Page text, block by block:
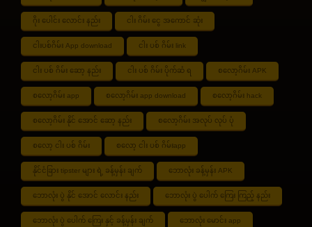
ဂိုး ပေါင်း လောင်း နည်း ငါး ဂိမ်း ငွေ အကောင် ဆုံး
ငါးပစ်ဂိမ်း App download ငါး ပစ် ဂိမ်း link
ငါး ပစ် ဂိမ်း ဆော့ နည်း ငါး ပစ် ဂိမ်း ပိုက်ဆံ ရ စလော့ဂိမ်း APK
စလော့ဂိမ်း app စလော့ဂိမ်း app download စလော့ဂိမ်း hack
စလော့ဂိမ်း နိုင် အောင် ဆော့ နည်း စလော့ဂိမ်း အလုပ် လုပ် ပုံ
စလော့ ငါး ပစ် ဂိမ်း စလော့ ငါး ပစ် ဂိမ်းapp
နိုင်ငံခြား tipster များ ရဲ့ ခန့်မှန်း ချက် ဘောလုံး ခန့်မှန်း APK
ဘောလုံး ပွဲ နိုင် အောင် လောင်း နည်း ဘောလုံး ပွဲ ပေါက် ကြေး ကြည့် နည်း
ဘောလုံး ပွဲ ပေါက် ကြေး နှင့် ခန့်မှန်း ချက် ဘောလုံး မောင်း app